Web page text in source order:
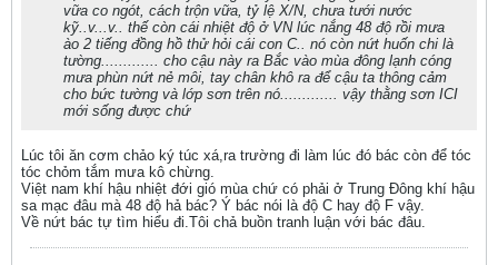
vữa co ngót, cách trộn vữa, tỷ lệ X/N, chưa tưới nước
kỹ..v...v.. thế còn cái nhiệt độ ở VN lúc nắng 48 độ rồi mưa
ào 2 tiếng đồng hồ thử hỏi cái con C.. nó còn nứt huốn chi là
tường............. cho cậu này ra Bắc vào mùa đông lạnh cóng
mưa phùn nứt nẻ môi, tay chân khô ra để cậu ta thông cảm
cho bức tường và lớp sơn trên nó............. vậy thằng sơn ICI
mới sống được chứ
Lúc tôi ăn cơm chảo ký túc xá,ra trường đi làm lúc đó bác còn để tóc
tóc chỏm tắm mưa kô chừng.
Việt nam khí hậu nhiệt đới gió mùa chứ có phải ở Trung Đông khí hậu
sa mạc đâu mà 48 độ hả bác? Ý bác nói là độ C hay độ F vậy.
Về nứt bác tự tìm hiểu đi.Tôi chả buồn tranh luận với bác đâu.